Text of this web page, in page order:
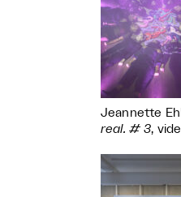
Jeannette
real. # 3,